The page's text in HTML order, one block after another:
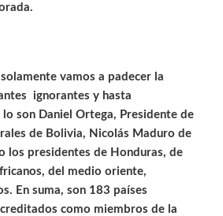
vamos a padecer la
ignorantes y hasta
son Daniel Ortega, Presidente de
de Bolivia, Nicolás Maduro de
los presidentes de Honduras, de
del medio oriente,
En suma, son 183 países
como miembros de la